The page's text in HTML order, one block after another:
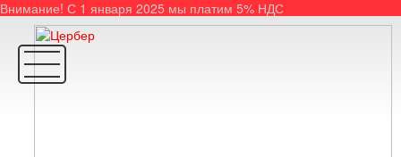
Внимание! С 1 января 2025 мы платим 5% НДС